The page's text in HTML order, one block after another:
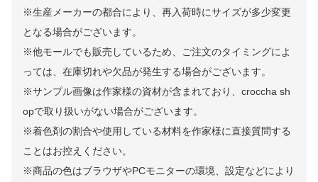
※生産メーカーの都合により、再入荷時にサイズが多少変更
となる場合がございます。
※他モールでも販売しているため、ご注文のタイミングによ
っては、在庫切れや欠品が発生する場合がございます。
※サンプル画像は作家様の資材が含まれており、croccha sh
opで取り扱いがない場合がございます。
※着色剤の割合や使用している材料を作家様に直接質問する
ことはお控えください。
※商品の色はブラウザやPCモニターの環境、設定などにより